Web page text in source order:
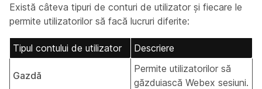
Există câteva tipuri de conturi de utilizator și fiecare le
permite utilizatorilor să facă lucruri diferite:
Tipul contului de utilizator Descriere
Gazdă
Permite utilizatorilor să
găzduiască Webex sesiuni.